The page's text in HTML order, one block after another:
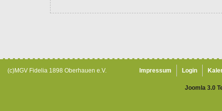
(c)MGV Fidelia 1898 Oberhauen e.V. Impressum Login
Joomla 3.0